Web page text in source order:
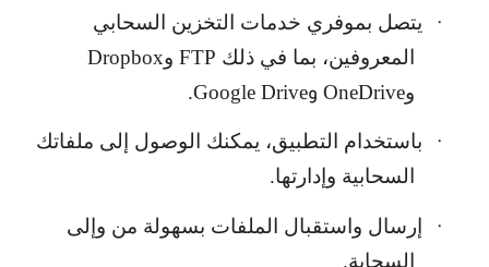
·
يتصل بموفري خدمات التخزين السحابي
المعروفين، بما في ذلك FTP وDropbox
وOneDrive وGoogle Drive
.
·
باستخدام التطبيق، يمكنك الوصول إلى ملفاتك
السحابية وإدارتها.
·
إرسال واستقبال الملفات بسهولة من وإلى
السحابة.